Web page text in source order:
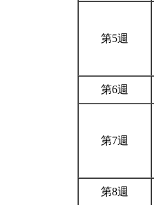
第5週
第6週
第7週
第8週